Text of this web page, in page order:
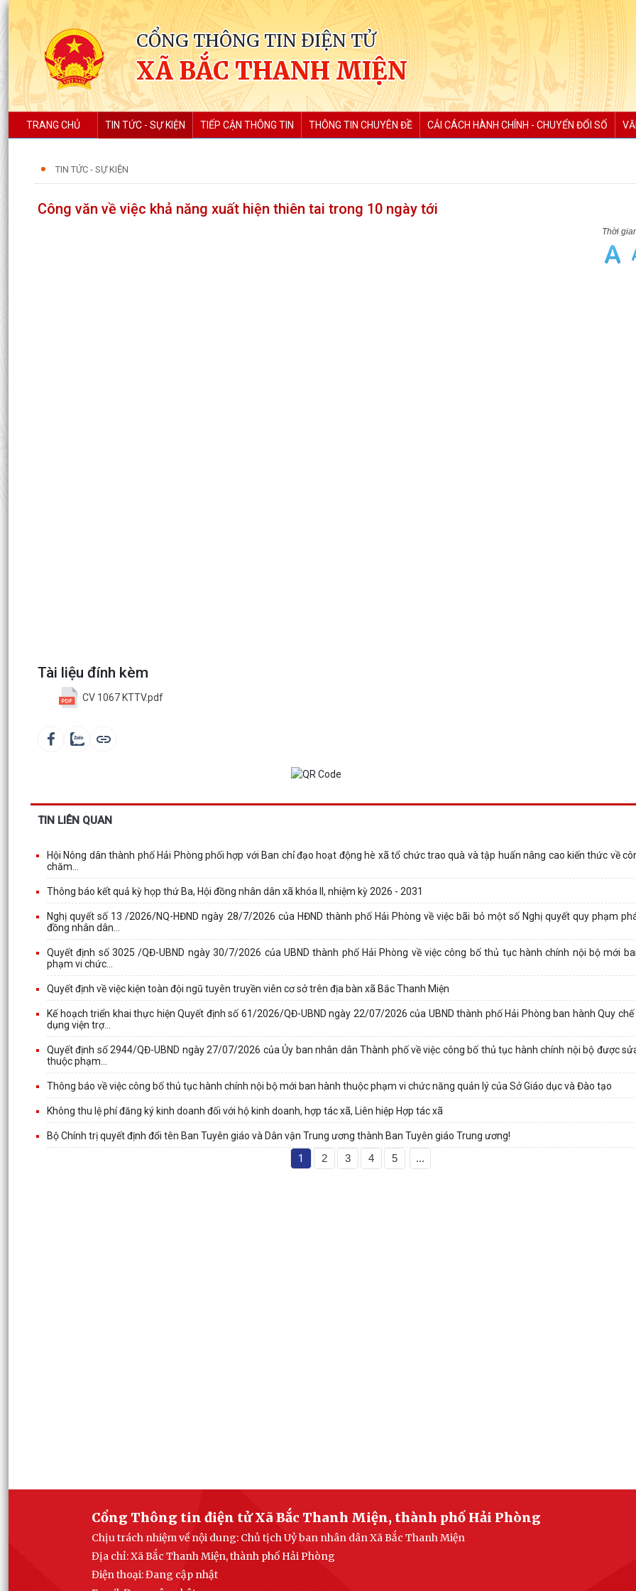
CỔNG THÔNG TIN ĐIỆN TỬ
XÃ BẮC THANH MIỆN
TRANG CHỦ TIN TỨC - SỰ KIỆN TIẾP CẬN THÔNG TIN THÔNG TIN CHUYÊN ĐỀ CẢI CÁCH HÀNH CHÍNH - CHUYỂN ĐỔI SỐ
TIN TỨC - SỰ KIỆN
Công văn về việc khả năng xuất hiện thiên tai trong 10 ngày tới
Tài liệu đính kèm
CV 1067 KTTV.pdf
TIN LIÊN QUAN
Hội Nông dân thành phố Hải Phòng phối hợp với Ban chỉ đạo hoạt động hè xã tổ chức trao quà và tập huấn nâng cao kiến thức về
chăm...
Thông báo kết quả kỳ họp thứ Ba, Hội đồng nhân dân xã khóa II, nhiệm kỳ 2026 - 2031
Nghị quyết số 13 /2026/NQ-HĐND ngày 28/7/2026 của HĐND thành phố Hải Phòng về việc bãi bỏ một số Nghị quyết quy phạm
đồng nhân dân...
Quyết định số 3025 /QĐ-UBND ngày 30/7/2026 của UBND thành phố Hải Phòng về việc công bố thủ tục hành chính nội bộ mới
phạm vi chức...
Quyết định về việc kiện toàn đội ngũ tuyên truyền viên cơ sở trên địa bàn xã Bắc Thanh Miện
Kế hoạch triển khai thực hiện Quyết định số 61/2026/QĐ-UBND ngày 22/07/2026 của UBND thành phố Hải Phòng ban hành Quy
dụng viện trợ...
Quyết định số 2944/QĐ-UBND ngày 27/07/2026 của Ủy ban nhân dân Thành phố về việc công bố thủ tục hành chính nội bộ được
thuộc phạm...
Thông báo về việc công bố thủ tục hành chính nội bộ mới ban hành thuộc phạm vi chức năng quản lý của Sở Giáo dục và Đào tạo
Không thu lệ phí đăng ký kinh doanh đối với hộ kinh doanh, hợp tác xã, Liên hiệp Hợp tác xã
Bộ Chính trị quyết định đổi tên Ban Tuyên giáo và Dân vận Trung ương thành Ban Tuyên giáo Trung ương!
1 2 3 4 5 ...
Cổng Thông tin điện tử Xã Bắc Thanh Miện, thành phố Hải Phòng
Chịu trách nhiệm về nội dung: Chủ tịch Uỷ ban nhân dân Xã Bắc Thanh Miện
Địa chỉ: Xã Bắc Thanh Miện, thành phố Hải Phòng
Điện thoại: Đang cập nhật